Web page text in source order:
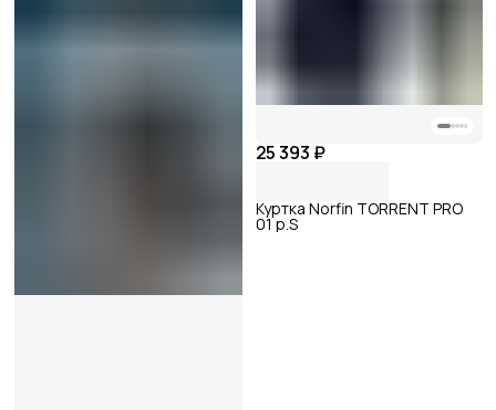
25 393 ₽
Куртка Norfin TORRENT PRO
01 р.S